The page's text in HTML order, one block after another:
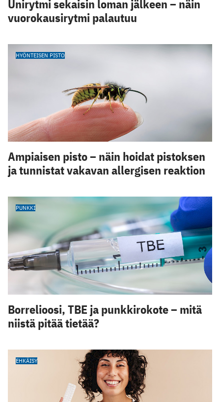
Unirytmi sekaisin loman jälkeen – näin
vuorokausirytmi palautuu
HYÖNTEISEN PISTO
Ampiaisen pisto – näin hoidat pistoksen
ja tunnistat vakavan allergisen reaktion
PUNKKI
Borrelioosi, TBE ja punkkirokote – mitä
niistä pitää tietää?
EHKÄISY